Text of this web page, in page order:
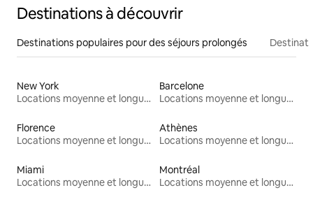
Destinations à découvrir
Destinations populaires pour des séjours prolongés
New York
Locations moyenne et longue durée
Barcelone
Locations moyenne et longue durée
Florence
Locations moyenne et longue durée
Athènes
Locations moyenne et longue durée
Miami
Locations moyenne et longue durée
Montréal
Locations moyenne et longue durée